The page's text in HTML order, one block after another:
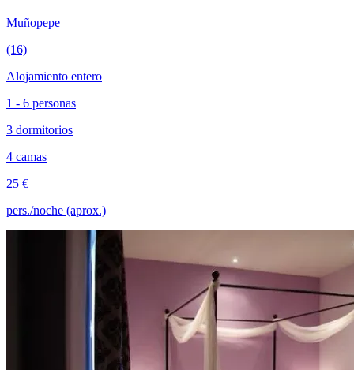
Muñopepe
(16)
Alojamiento entero
1 - 6 personas
3 dormitorios
4 camas
25 €
pers./noche (aprox.)